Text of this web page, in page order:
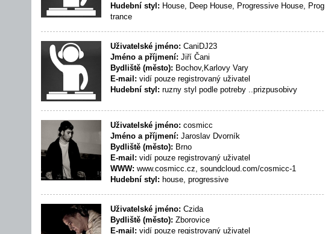
Hudební styl: House, Deep House, Progressive House, Prog
trance
Uživatelské jméno: CaniDJ23
Jméno a příjmení: Jiří Čani
Bydliště (město): Bochov,Karlovy Vary
E-mail: vidí pouze registrovaný uživatel
Hudební styl: ruzny styl podle potreby ..prizpusobivy
Uživatelské jméno: cosmicc
Jméno a příjmení: Jaroslav Dvorník
Bydliště (město): Brno
E-mail: vidí pouze registrovaný uživatel
WWW: www.cosmicc.cz, soundcloud.com/cosmicc-1
Hudební styl: house, progressive
Uživatelské jméno: Czida
Bydliště (město): Zborovice
E-mail: vidí pouze registrovaný uživatel